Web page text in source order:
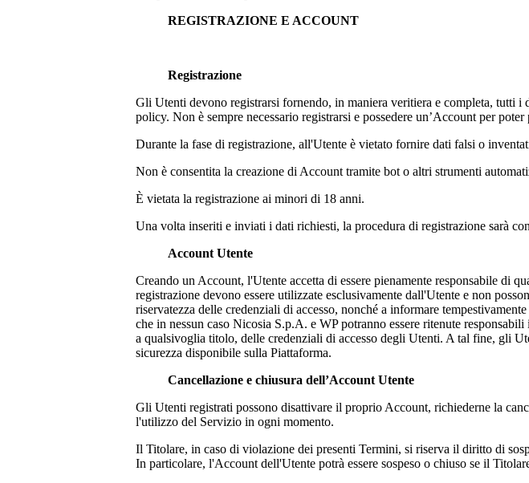
REGISTRAZIONE E ACCOUNT
Registrazione
Gli Utenti devono registrarsi fornendo, in maniera veritiera e completa, tutti
policy. Non è sempre necessario registrarsi e possedere un’Account per poter
Durante la fase di registrazione, all'Utente è vietato fornire dati falsi o
Non è consentita la creazione di Account tramite bot o altri strumenti
È vietata la registrazione ai minori di 18 anni.
Una volta inseriti e inviati i dati richiesti, la procedura di registrazione sarà
Account Utente
Creando un Account, l'Utente accetta di essere pienamente responsabile di
registrazione devono essere utilizzate esclusivamente dall'Utente e non
riservatezza delle credenziali di accesso, nonché a informare
che in nessun casoNicosia S.p.A. e WP potranno essere ritenute
a qualsivoglia titolo, delle credenziali di accesso degli Utenti. A tal fine, gli
sicurezza disponibile sulla Piattaforma.
Cancellazione e chiusura dell’Account Utente
Gli Utenti registrati possono disattivare il proprio Account, richiederne la
l'utilizzo del Servizio in ogni momento.
Il Titolare, in caso di violazione dei presenti Termini, si riserva il diritto di
In particolare, l'Account dell'Utente potrà essere sospeso o chiuso se il